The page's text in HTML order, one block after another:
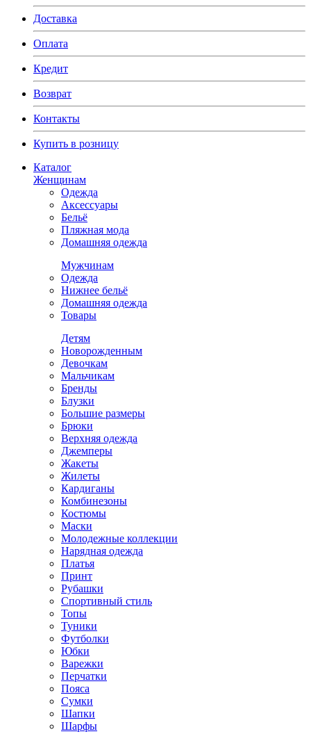
Доставка
Оплата
Кредит
Возврат
Контакты
Купить в розницу
Каталог
Женщинам
Одежда
Аксессуары
Бельё
Пляжная мода
Домашняя одежда
Мужчинам
Одежда
Нижнее бельё
Домашняя одежда
Товары
Детям
Новорожденным
Девочкам
Мальчикам
Бренды
Блузки
Большие размеры
Брюки
Верхняя одежда
Джемперы
Жакеты
Жилеты
Кардиганы
Комбинезоны
Костюмы
Маски
Молодежные коллекции
Нарядная одежда
Платья
Принт
Рубашки
Спортивный стиль
Топы
Туники
Футболки
Юбки
Варежки
Перчатки
Пояса
Сумки
Шапки
Шарфы